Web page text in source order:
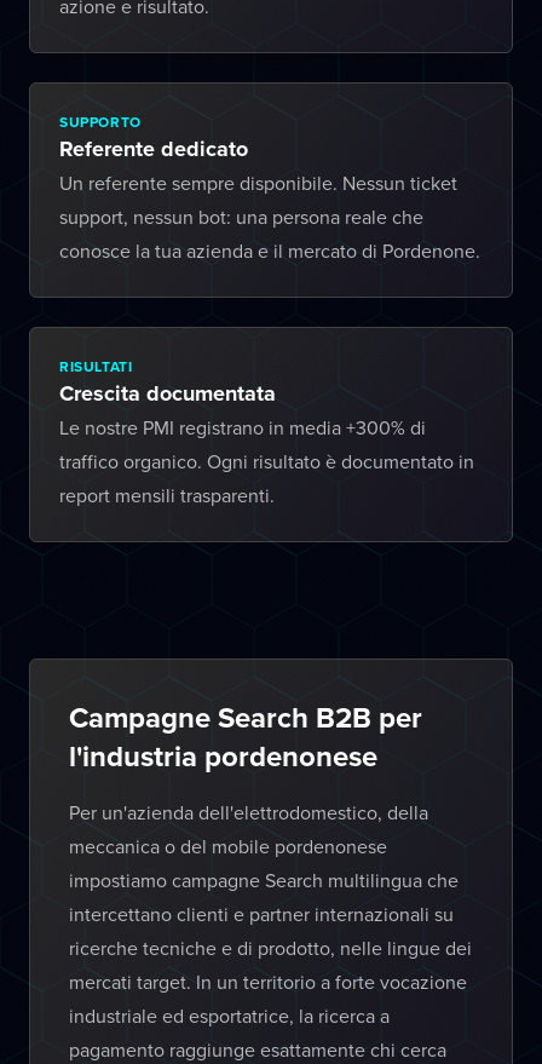
azione e risultato.
SUPPORTO
Referente dedicato
Un referente sempre disponibile. Nessun ticket
support, nessun bot: una persona reale che
conosce la tua azienda e il mercato di Pordenone.
RISULTATI
Crescita documentata
Le nostre PMI registrano in media +300% di
traffico organico. Ogni risultato è documentato in
report mensili trasparenti.
Campagne Search B2B per
l'industria pordenonese
Per un'azienda dell'elettrodomestico, della
meccanica o del mobile pordenonese
impostiamo campagne Search multilingua che
intercettano clienti e partner internazionali su
ricerche tecniche e di prodotto, nelle lingue dei
mercati target. In un territorio a forte vocazione
industriale ed esportatrice, la ricerca a
pagamento raggiunge esattamente chi cerca